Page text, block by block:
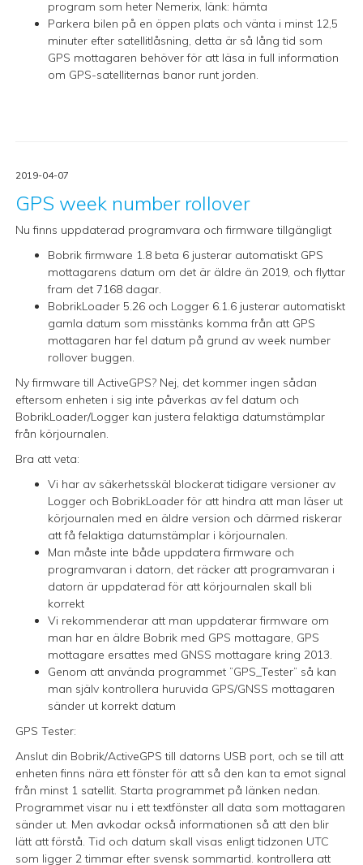
program som heter Nemerix, länk: hämta
Parkera bilen på en öppen plats och vänta i minst 12,5
minuter efter satellitlåsning, detta är så lång tid som
GPS mottagaren behöver för att läsa in full information
om GPS-satelliternas banor runt jorden.
2019-04-07
GPS week number rollover
Nu finns uppdaterad programvara och firmware tillgängligt
Bobrik firmware 1.8 beta 6 justerar automatiskt GPS
mottagarens datum om det är äldre än 2019, och flyttar
fram det 7168 dagar.
BobrikLoader 5.26 och Logger 6.1.6 justerar automatiskt
gamla datum som misstänks komma från att GPS
mottagaren har fel datum på grund av week number
rollover buggen.
Ny firmware till ActiveGPS? Nej, det kommer ingen sådan
eftersom enheten i sig inte påverkas av fel datum och
BobrikLoader/Logger kan justera felaktiga datumstämplar
från körjournalen.
Bra att veta:
Vi har av säkerhetsskäl blockerat tidigare versioner av
Logger och BobrikLoader för att hindra att man läser ut
körjournalen med en äldre version och därmed riskerar
att få felaktiga datumstämplar i körjournalen.
Man måste inte både uppdatera firmware och
programvaran i datorn, det räcker att programvaran i
datorn är uppdaterad för att körjournalen skall bli
korrekt
Vi rekommenderar att man uppdaterar firmware om
man har en äldre Bobrik med GPS mottagare, GPS
mottagare ersattes med GNSS mottagare kring 2013.
Genom att använda programmet ”GPS_Tester” så kan
man själv kontrollera huruvida GPS/GNSS mottagaren
sänder ut korrekt datum
GPS Tester:
Anslut din Bobrik/ActiveGPS till datorns USB port, och se till att
enheten finns nära ett fönster för att så den kan ta emot signal
från minst 1 satellit. Starta programmet på länken nedan.
Programmet visar nu i ett textfönster all data som mottagaren
sänder ut. Men avkodar också informationen så att den blir
lätt att förstå. Tid och datum skall visas enligt tidzonen UTC
som ligger 2 timmar efter svensk sommartid. kontrollera att